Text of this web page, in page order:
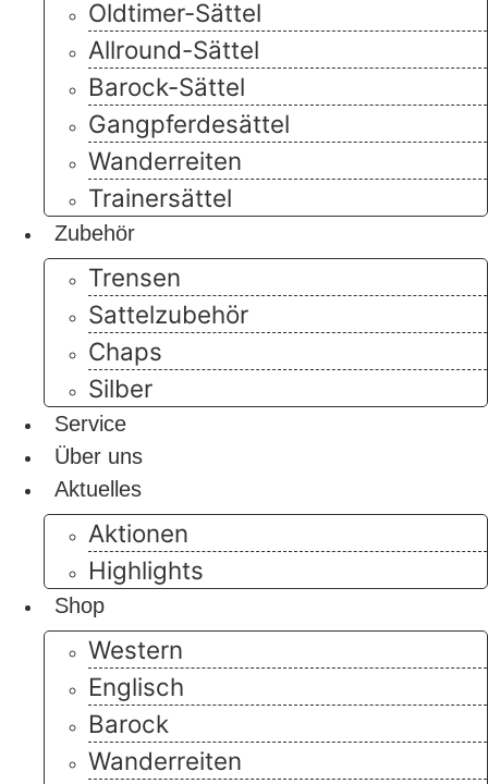
Oldtimer-Sättel
Allround-Sättel
Barock-Sättel
Gangpferdesättel
Wanderreiten
Trainersättel
Zubehör
Trensen
Sattelzubehör
Chaps
Silber
Service
Über uns
Aktuelles
Aktionen
Highlights
Shop
Western
Englisch
Barock
Wanderreiten